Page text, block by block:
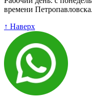
времени Петропавловска.
↑ Наверх